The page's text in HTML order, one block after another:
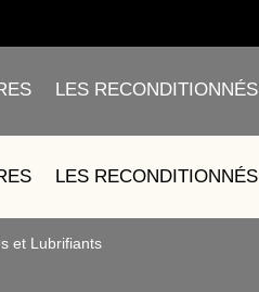
LES RECONDITIONNÉS
LES RECONDITIONNÉS
AVANT
et Lubrifiants